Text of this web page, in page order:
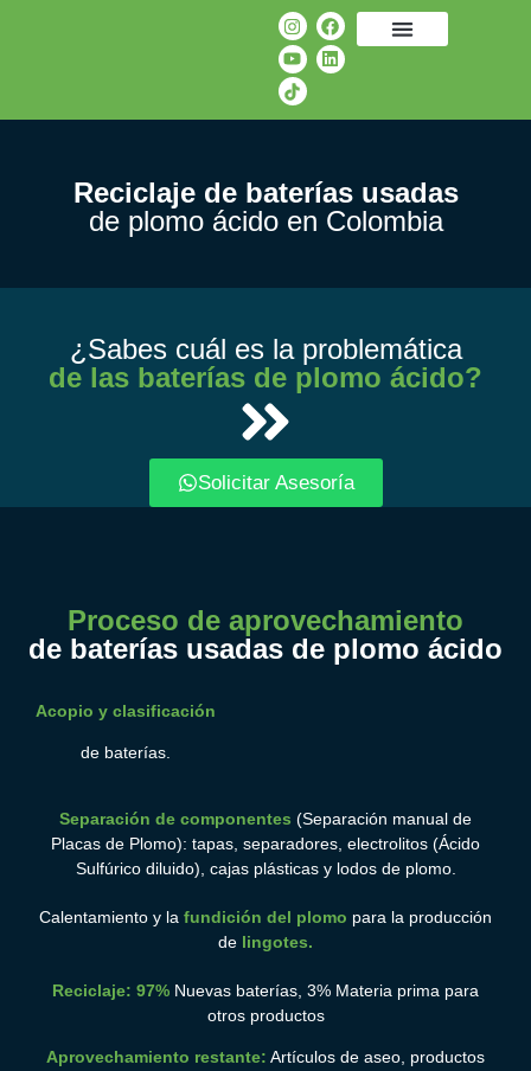
Reciclaje de baterías usadas
de plomo ácido en Colombia
¿Sabes cuál es la problemática
de las baterías de plomo ácido?
Solicitar Asesoría
Proceso de aprovechamiento
de baterías usadas de plomo ácido
Acopio y clasificación
de baterías.
Separación de componentes (Separación manual de
Placas de Plomo): tapas, separadores, electrolitos (Ácido
Sulfúrico diluido), cajas plásticas y lodos de plomo.
Calentamiento y la fundición del plomo para la producción
de lingotes.
Reciclaje: 97% Nuevas baterías, 3% Materia prima para
otros productos
Aprovechamiento restante: Artículos de aseo, productos